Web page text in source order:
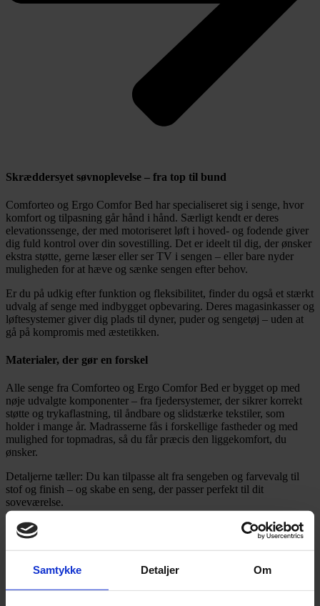
Samtykke Detaljer Om
Skræddersyet søvnoplevelse – fra top til bund
Comforteo og Ergo Comfor Bed har specialiseret sig i senge, hvor
komfort og tilpasning går hånd i hånd. Særligt kendt er deres
elevationssenge, der med motoriseret løft i hoved- og fodende giver
dig fuld kontrol over din sovestilling. Det er ideelt til dig, der ønsker
ekstra støtte, gerne læser eller ser TV i sengen – eller bare nyder
muligheden for at hæve og sænke sengen efter behov.
Er du på udkig efter funktion og fleksibilitet, finder du også et stærkt
udvalg af senge med indbygget opbevaring. Deres magasinkasser og
løftesystemer giver dig plads til dyner, puder og sengetøj – uden at
gå på kompromis med æstetikken.
Materialer, der gør en forskel
Alle senge fra Comforteo og Ergo Comfor Bed er bygget op med
nøje udvalgte komponenter – fra fjedersystemer, der sikrer korrekt
støtte og trykaflastning, til åndbare og slidstærke tekstiler, som
holder i mange år. Madrasserne fås i forskellige fastheder og med
mulighed for topmadras, så du får præcis den liggekomfort, du
ønsker.
Detaljerne tæller: Du kan tilpasse alt fra sengeben og farvevalg til
stof og finish – og skabe en seng, der passer perfekt til dit
soveværelse.
ERGO Comfort Bed Elevation
Prisinterval: